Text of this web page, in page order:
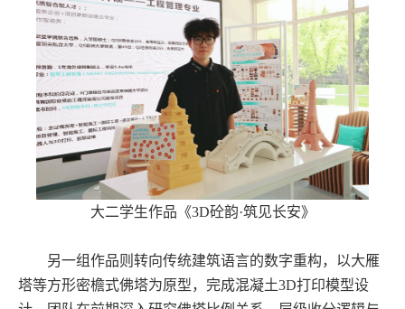
大二学生作品《3D砼韵·筑见长安》
另一组作品则转向传统建筑语言的数字重构，以大雁
塔等方形密檐式佛塔为原型，完成混凝土3D打印模型设